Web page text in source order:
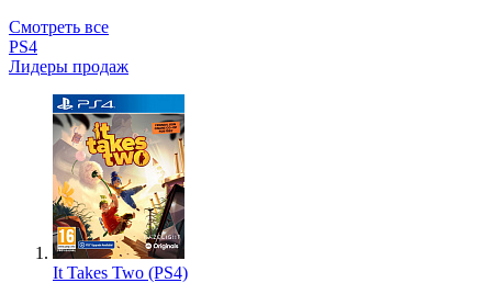
Смотреть все
PS4
Лидеры продаж
It Takes Two (PS4)